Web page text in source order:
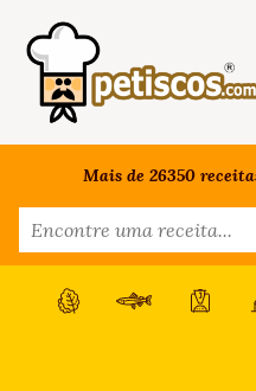
Mais de 26350